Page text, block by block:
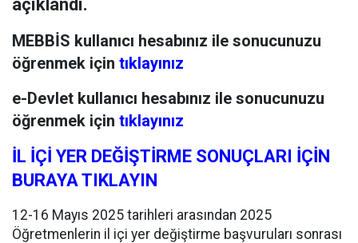
açıklandı.
MEBBİS kullanıcı hesabınız ile sonucunuzu
öğrenmek için tıklayınız
e-Devlet kullanıcı hesabınız ile sonucunuzu
öğrenmek için tıklayınız
İL İÇİ YER DEĞİŞTİRME SONUÇLARI İÇİN
BURAYA TIKLAYIN
12-16 Mayıs 2025 tarihleri arasından 2025
Öğretmenlerin il içi yer değiştirme başvuruları sonrası